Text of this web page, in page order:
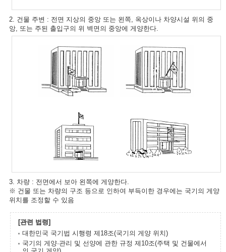
2. 건물 주변 : 전면 지상의 중앙 또는 왼쪽, 옥상이나 차양시설 위의 중
앙, 또는 주된 출입구의 위 벽면의 중앙에 게양한다.
3. 차량 : 전면에서 보아 왼쪽에 게양한다.
※ 건물 또는 차량의 구조 등으로 인하여 부득이한 경우에는 국기의 게양
위치를 조정할 수 있음
[관련 법령]
대한민국 국기법 시행령 제18조(국기의 게양 위치)
국기의 게양·관리 및 선양에 관한 규정 제10조(주택 및 건물에서